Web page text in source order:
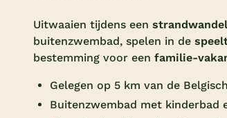
Uitwaaien tijdens een
buitenzwembad, spelen in de
bestemming voor een familie-
Gelegen op 5 km van de
Buitenzwembad met kinderbad